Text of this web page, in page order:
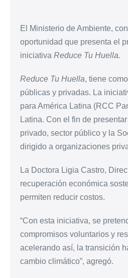
El Ministerio de Ambiente,
oportunidad que presenta el
iniciativa Reduce Tu Huella.
Reduce Tu Huella, tiene
públicas y privadas. La
para América Latina (RCC
Latina. Con el fin de
privado, sector público y la
dirigido a organizaciones
La Doctora Ligia Castro,
recuperación económica
permiten reducir costos.
“Con esta iniciativa, se
compromisos voluntarios y
acelerando así, la transición
cambio climático”, agregó.